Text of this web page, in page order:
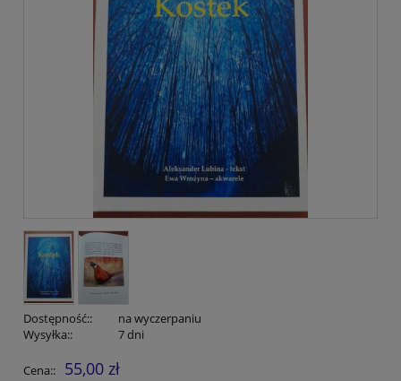
Dostępność::
na wyczerpaniu
Wysyłka::
7 dni
Cena:: 55,00 zł